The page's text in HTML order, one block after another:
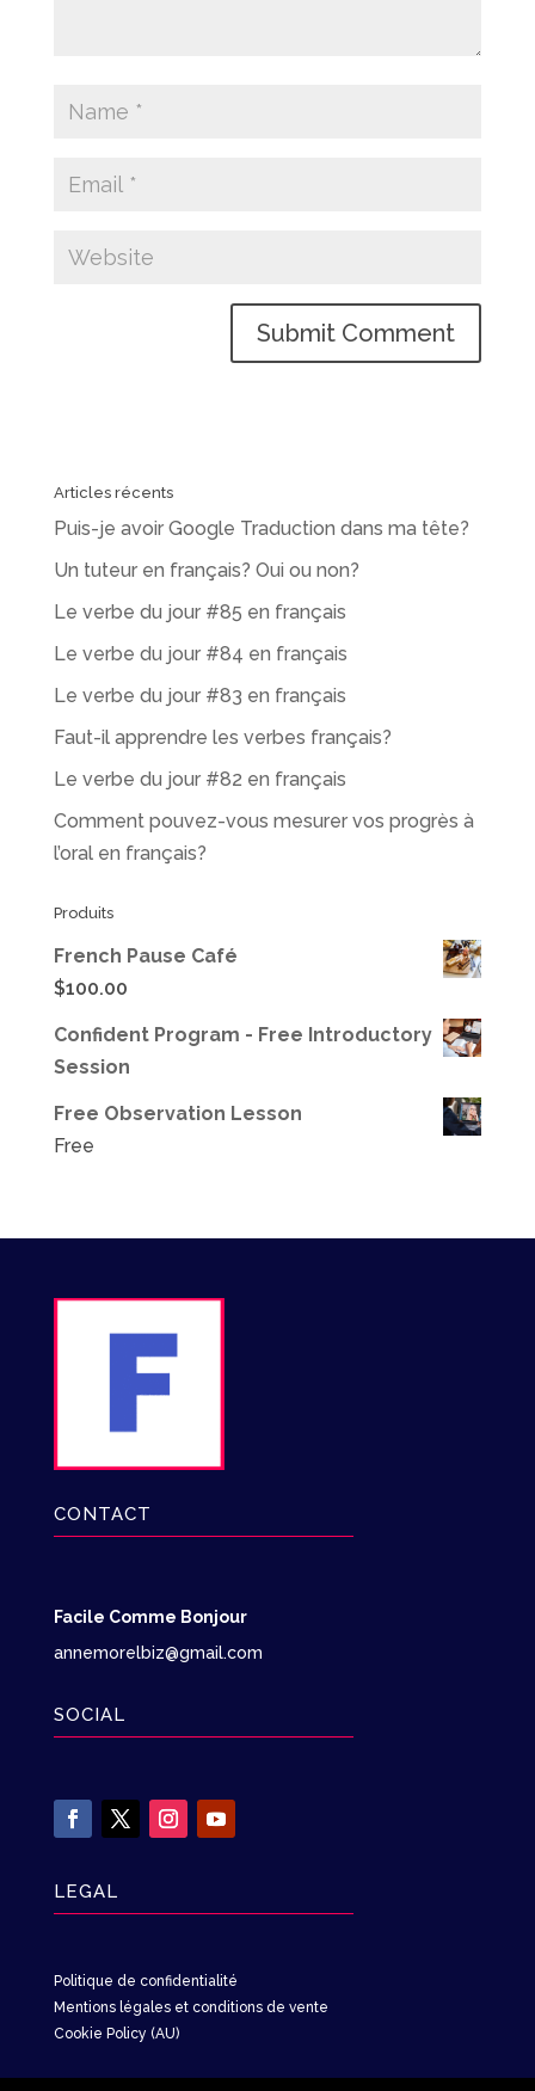
Articles récents
Puis-je avoir Google Traduction dans ma tête?
Un tuteur en français? Oui ou non?
Le verbe du jour #85 en français
Le verbe du jour #84 en français
Le verbe du jour #83 en français
Faut-il apprendre les verbes français?
Le verbe du jour #82 en français
Comment pouvez-vous mesurer vos progrès à
l’oral en français?
Produits
French Pause Café
$100.00
Confident Program - Free Introductory
Session
Free Observation Lesson
Free
CONTACT
Facile Comme Bonjour
annemorelbiz@gmail.com
SOCIAL
LEGAL
Politique de confidentialité
Mentions légales et conditions de vente
Cookie Policy (AU)